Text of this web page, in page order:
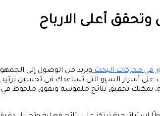
في محركات البحثويزيد من الوصول إلى
على أسرار السيو التي تساعدك في تحسين
يمكنك تحقيق نتائج ملموسة وتفوق ملحوظ في